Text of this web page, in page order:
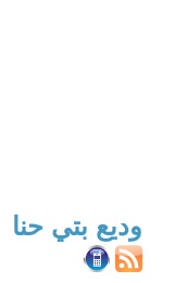
وديع بتي حنا